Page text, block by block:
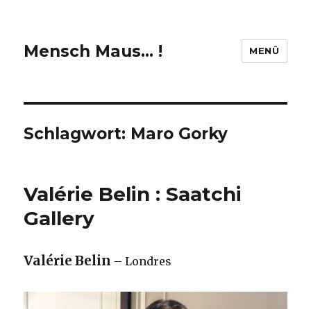
Mensch Maus… ! MENÜ
Schlagwort: Maro Gorky
Valérie Belin : Saatchi
Gallery
Valérie Belin – Londres